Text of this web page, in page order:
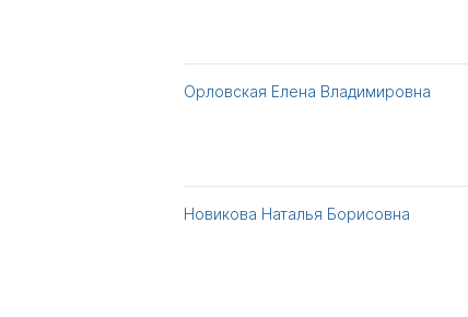
Орловская Елена Владимировна
Новикова Наталья Борисовна